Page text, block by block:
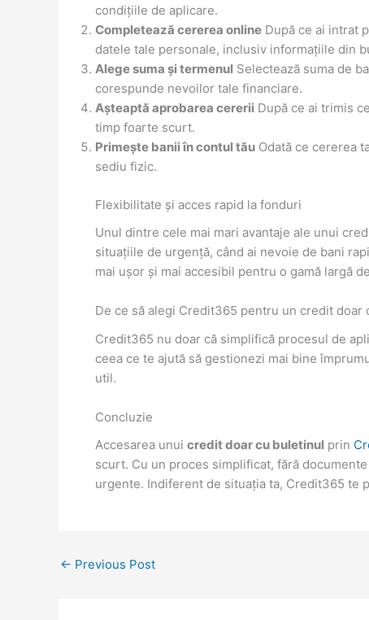
condițiile de aplicare.
Completează cererea online După ce ai intrat
datele tale personale, inclusiv informațiile din
Alege suma și termenul Selectează suma de
corespunde nevoilor tale financiare.
Așteaptă aprobarea cererii După ce ai trimis
timp foarte scurt.
Primește banii în contul tău Odată ce cererea
sediu fizic.
Flexibilitate și acces rapid la fonduri
Unul dintre cele mai mari avantaje ale unui
situațiile de urgență, când ai nevoie de bani
mai ușor și mai accesibil pentru o gamă largă
De ce să alegi Credit365 pentru un credit doar
Credit365 nu doar că simplifică procesul de
ceea ce te ajută să gestionezi mai bine
util.
Concluzie
Accesarea unui credit doar cu buletinul prin
scurt. Cu un proces simplificat, fără
urgente. Indiferent de situația ta, Credit365 te
← Previous Post